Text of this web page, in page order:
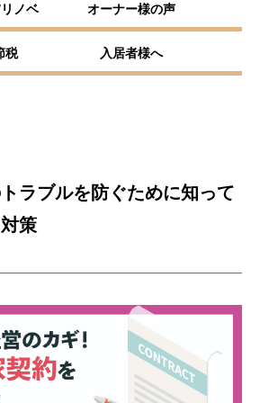
ノベ オーナー様の声
税 入居者様へ
ラブルを防ぐために知って
策